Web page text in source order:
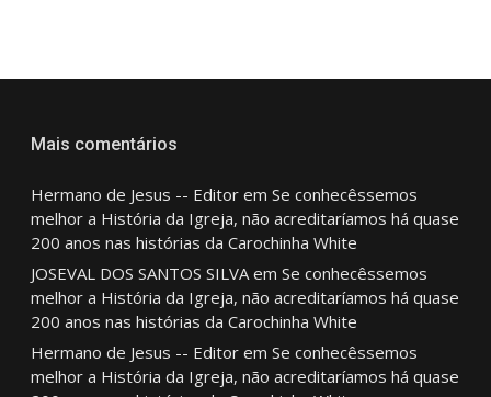
Mais comentários
Hermano de Jesus -- Editorem Se conhecêssemos
melhor a História da Igreja, não acreditaríamos há quase
200 anos nas histórias da Carochinha White
JOSEVAL DOS SANTOS SILVAem Se conhecêssemos
melhor a História da Igreja, não acreditaríamos há quase
200 anos nas histórias da Carochinha White
Hermano de Jesus -- Editorem Se conhecêssemos
melhor a História da Igreja, não acreditaríamos há quase